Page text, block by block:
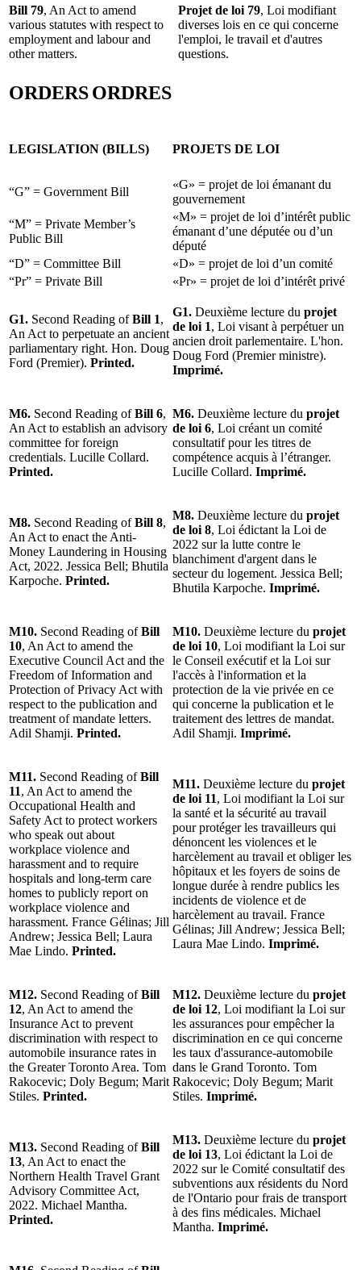
Bill 79, An Act to amend
various statutes with respect to
employment and labour and
other matters.
Projet de loi 79, Loi modifiant
diverses lois en ce qui concerne
l'emploi, le travail et d'autres
questions.
ORDERSORDRES
LEGISLATION (BILLS) PROJETS DE LOI
“G” = Government Bill
«G» = projet de loi émanant du
gouvernement
“M” = Private Member’s
Public Bill
«M» = projet de loi d’intérêt public
émanant d’une députée ou d’un
député
“D” = Committee Bill
«D» = projet de loi d’un comité
“Pr” = Private Bill
«Pr» = projet de loi d’intérêt privé
G1. Second Reading ofBill 1,
An Act to perpetuate an ancient
parliamentary right. Hon. Doug
Ford (Premier). Printed.
G1. Deuxième lecture du projet
de loi 1, Loi visant à perpétuer un
ancien droit parlementaire. L'hon.
Doug Ford (Premier ministre).
Imprimé.
M6. Second Reading ofBill 6,
An Act to establish an advisory
committee for foreign
credentials. Lucille Collard.
Printed.
M6. Deuxième lecture du projet
de loi 6, Loi créant un comité
consultatif pour les titres de
compétence acquis à l’étranger.
Lucille Collard. Imprimé.
M8. Second Reading ofBill 8,
An Act to enact the Anti-
Money Laundering in Housing
Act, 2022. Jessica Bell; Bhutila
Karpoche. Printed.
M8. Deuxième lecture du projet
de loi 8, Loi édictant la Loi de
2022 sur la lutte contre le
blanchiment d'argent dans le
secteur du logement. Jessica Bell;
Bhutila Karpoche. Imprimé.
M10. Second Reading ofBill
10, An Act to amend the
Executive Council Act and the
Freedom of Information and
Protection of Privacy Act with
respect to the publication and
treatment of mandate letters.
Adil Shamji. Printed.
M10. Deuxième lecture du projet
de loi 10, Loi modifiant la Loi sur
le Conseil exécutif et la Loi sur
l'accès à l'information et la
protection de la vie privée en ce
qui concerne la publication et le
traitement des lettres de mandat.
Adil Shamji. Imprimé.
M11. Second Reading ofBill
11, An Act to amend the
Occupational Health and
Safety Act to protect workers
who speak out about
workplace violence and
harassment and to require
hospitals and long-term care
homes to publicly report on
workplace violence and
harassment. France Gélinas; Jill
Andrew; Jessica Bell; Laura
Mae Lindo. Printed.
M11. Deuxième lecture du projet
de loi 11, Loi modifiant la Loi sur
la santé et la sécurité au travail
pour protéger les travailleurs qui
dénoncent les violences et le
harcèlement au travail et obliger les
hôpitaux et les foyers de soins de
longue durée à rendre publics les
incidents de violence et de
harcèlement au travail. France
Gélinas; Jill Andrew; Jessica Bell;
Laura Mae Lindo. Imprimé.
M12. Second Reading ofBill
12, An Act to amend the
Insurance Act to prevent
discrimination with respect to
automobile insurance rates in
the Greater Toronto Area. Tom
Rakocevic; Doly Begum; Marit
Stiles. Printed.
M12. Deuxième lecture du projet
de loi 12, Loi modifiant la Loi sur
les assurances pour empêcher la
discrimination en ce qui concerne
les taux d'assurance-automobile
dans le Grand Toronto. Tom
Rakocevic; Doly Begum; Marit
Stiles. Imprimé.
M13. Second Reading ofBill
13, An Act to enact the
Northern Health Travel Grant
Advisory Committee Act,
2022. Michael Mantha.
Printed.
M13. Deuxième lecture du projet
de loi 13, Loi édictant la Loi de
2022 sur le Comité consultatif des
subventions aux résidents du Nord
de l'Ontario pour frais de transport
à des fins médicales. Michael
Mantha. Imprimé.